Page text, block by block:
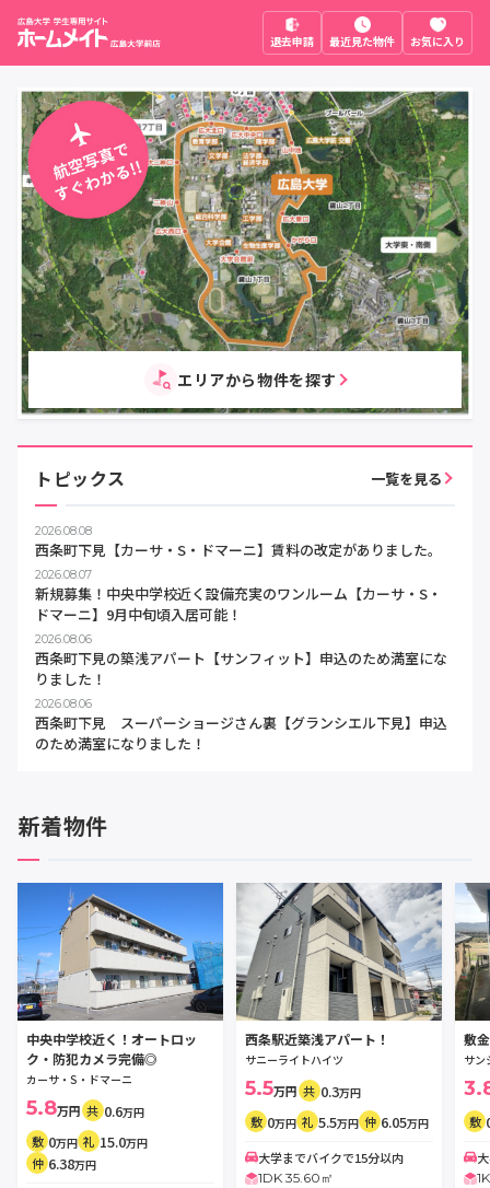
退去申請 最近見た物件 お気に入り
エリアから物件を探す
トピックス 一覧を見る
2026.08.08
西条町下見【カーサ・S・ドマーニ】賃料の改定がありました。
2026.08.07
新規募集！中央中学校近く設備充実のワンルーム【カーサ・S・
ドマーニ】9月中旬頃入居可能！
2026.08.06
西条町下見の築浅アパート【サンフィット】申込のため満室にな
りました！
2026.08.06
西条町下見 スーパーショージさん裏【グランシエル下見】申込
のため満室になりました！
新着物件
中央中学校近く！オートロッ
ク・防犯カメラ完備◎
カーサ・S・ドマーニ
5.8万円 共 0.6万円
敷 0万円 礼 15.0万円
仲 6.38万円
西条駅近築浅アパート！
サニーライトハイツ
5.5万円 共 0.3万円
敷 0万円 礼 5.5万円 仲 6.05万円
大学までバイクで15分以内
1DK 35.60㎡
敷
サン
敷